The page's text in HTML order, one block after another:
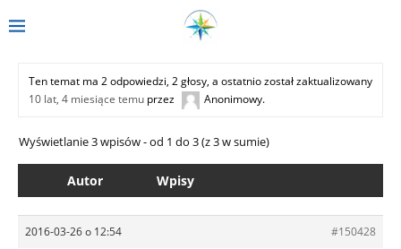
Ten temat ma 2 odpowiedzi, 2 głosy, a ostatnio został zaktualizowany
10 lat, 4 miesiące temu przez Anonimowy.
Wyświetlanie 3 wpisów - od 1 do 3 (z 3 w sumie)
Autor Wpisy
2016-03-26 o 12:54 #150428